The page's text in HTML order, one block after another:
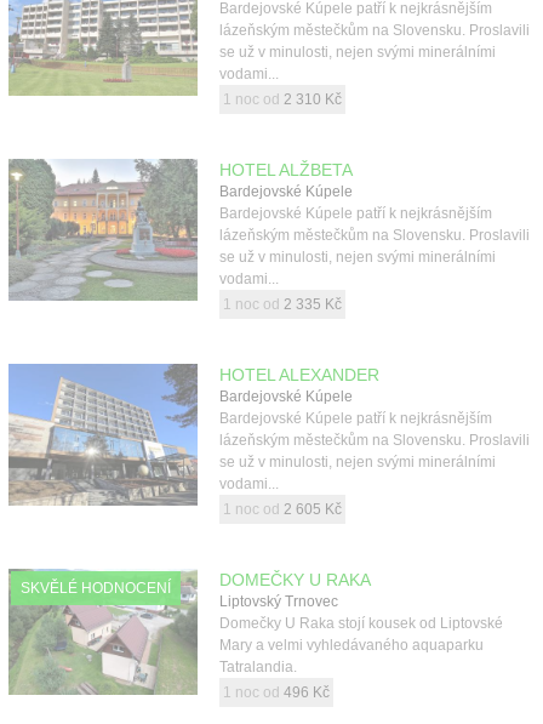
Bardejovské Kúpele patří k nejkrásnějším
lázeňským městečkům na Slovensku. Proslavili
se už v minulosti, nejen svými minerálními
vodami...
1 noc od 2 310 Kč
HOTEL ALŽBETA
Bardejovské Kúpele
Bardejovské Kúpele patří k nejkrásnějším
lázeňským městečkům na Slovensku. Proslavili
se už v minulosti, nejen svými minerálními
vodami...
1 noc od 2 335 Kč
HOTEL ALEXANDER
Bardejovské Kúpele
Bardejovské Kúpele patří k nejkrásnějším
lázeňským městečkům na Slovensku. Proslavili
se už v minulosti, nejen svými minerálními
vodami...
1 noc od 2 605 Kč
SKVĚLÉ HODNOCENÍ DOMEČKY U RAKA
Liptovský Trnovec
Domečky U Raka stojí kousek od Liptovské
Mary a velmi vyhledávaného aquaparku
Tatralandia.
1 noc od 496 Kč